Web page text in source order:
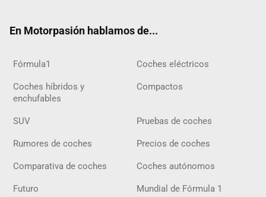
En Motorpasión hablamos de...
Fórmula1 Coches eléctricos
Coches híbridos y
enchufables
Compactos
SUV Pruebas de coches
Rumores de coches Precios de coches
Comparativa de coches Coches autónomos
Futuro Mundial de Fórmula 1